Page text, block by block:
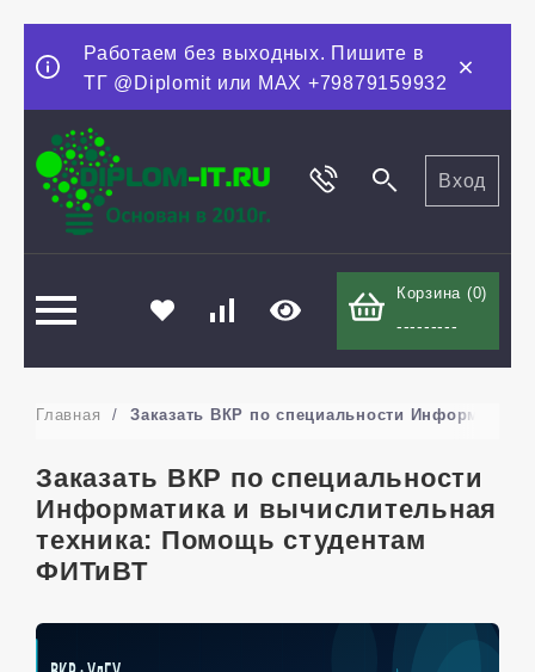
Работаем без выходных. Пишите в
ТГ @Diplomit или MAX +79879159932
Вход
Корзина (0)
---------
Главная / Заказать ВКР по специальности
Заказать ВКР по специальности
Информатика и вычислительная
техника: Помощь студентам
ФИТиВТ